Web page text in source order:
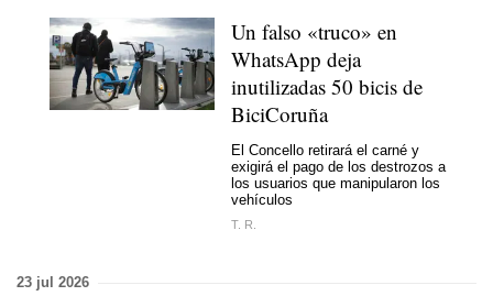
Un falso «truco» en
WhatsApp deja
inutilizadas 50 bicis de
BiciCoruña
El Concello retirará el carné y
exigirá el pago de los destrozos a
los usuarios que manipularon los
vehículos
T. R.
23 jul 2026